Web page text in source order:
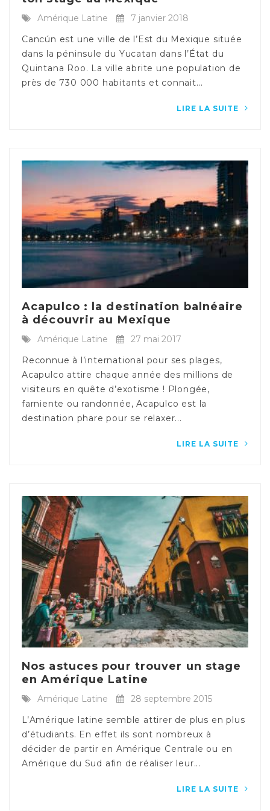
Amérique Latine
7 janvier 2018
Cancún est une ville de l’Est du Mexique située
dans la péninsule du Yucatan dans l’État du
Quintana Roo. La ville abrite une population de
près de 730 000 habitants et connait...
LIRE LA SUITE
Acapulco : la destination balnéaire
à découvrir au Mexique
Amérique Latine
27 mai 2017
Reconnue à l’international pour ses plages,
Acapulco attire chaque année des millions de
visiteurs en quête d’exotisme ! Plongée,
farniente ou randonnée, Acapulco est la
destination phare pour se relaxer...
LIRE LA SUITE
Nos astuces pour trouver un stage
en Amérique Latine
Amérique Latine
28 septembre 2015
L’Amérique latine semble attirer de plus en plus
d’étudiants. En effet ils sont nombreux à
décider de partir en Amérique Centrale ou en
Amérique du Sud afin de réaliser leur...
LIRE LA SUITE